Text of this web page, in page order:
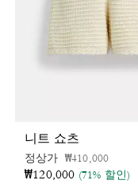
니트 쇼츠
정상가 가격 인하 전
₩410,000인하됨
₩120,000 (71% 할인)